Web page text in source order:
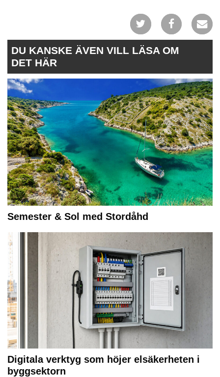
DU KANSKE ÄVEN VILL LÄSA OM
DET HÄR
Semester & Sol med Stordåhd
Digitala verktyg som höjer elsäkerheten i
byggsektorn